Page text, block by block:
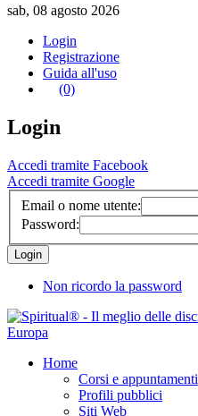
sab, 08 agosto 2026
Login
Registrazione
Guida all'uso
(0)
Login
Accedi tramite Facebook
Accedi tramite Google
Email o nome utente:
Password:
Non ricordo la password
Home
Corsi e appuntamenti
Profili pubblici
Siti Web